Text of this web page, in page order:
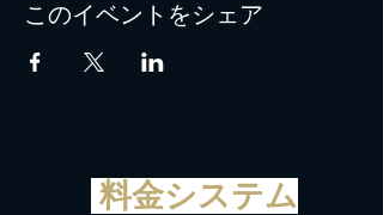
このイベントをシェア
料金システム